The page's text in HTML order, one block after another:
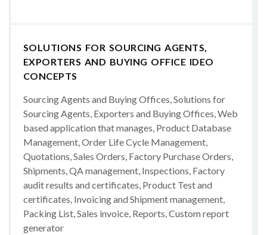
SOLUTIONS FOR SOURCING AGENTS,
EXPORTERS AND BUYING OFFICE IDEO
CONCEPTS
Sourcing Agents and Buying Offices, Solutions for
Sourcing Agents, Exporters and Buying Offices, Web
based application that manages, Product Database
Management, Order Life Cycle Management,
Quotations, Sales Orders, Factory Purchase Orders,
Shipments, QA management, Inspections, Factory
audit results and certificates, Product Test and
certificates, Invoicing and Shipment management,
Packing List, Sales invoice, Reports, Custom report
generator